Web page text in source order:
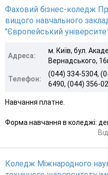
Фаховий бізнес-коледж
вищого навчального
"Європейський
Адреса:
м. Київ, бул.
Вернадського,
Телефон:
(044) 334-5304,
6490, (044) 356-
Навчання платне.
Форма навчання в коледжі:
Коледж Міжнародного